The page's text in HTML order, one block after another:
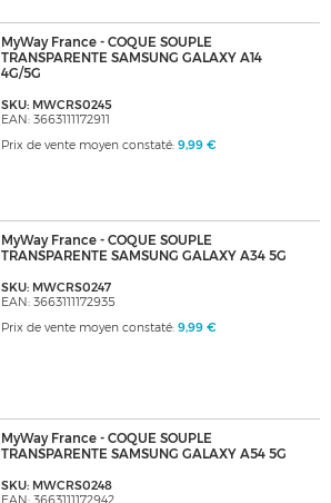
MyWay France - COQUE SOUPLE
TRANSPARENTE SAMSUNG GALAXY A14
4G/5G
SKU: MWCRS0245
EAN: 3663111172911
Prix de vente moyen constaté: 9,99 €
MyWay France - COQUE SOUPLE
TRANSPARENTE SAMSUNG GALAXY A34 5G
SKU: MWCRS0247
EAN: 3663111172935
Prix de vente moyen constaté: 9,99 €
MyWay France - COQUE SOUPLE
TRANSPARENTE SAMSUNG GALAXY A54 5G
SKU: MWCRS0248